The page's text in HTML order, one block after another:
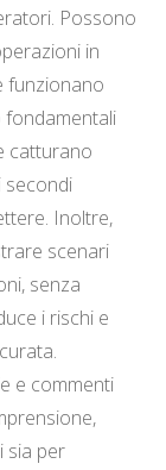
Possono
in
funzionano
fondamentali
catturano
secondi
Inoltre,
scenari
senza
i rischi e
e commenti
sia per